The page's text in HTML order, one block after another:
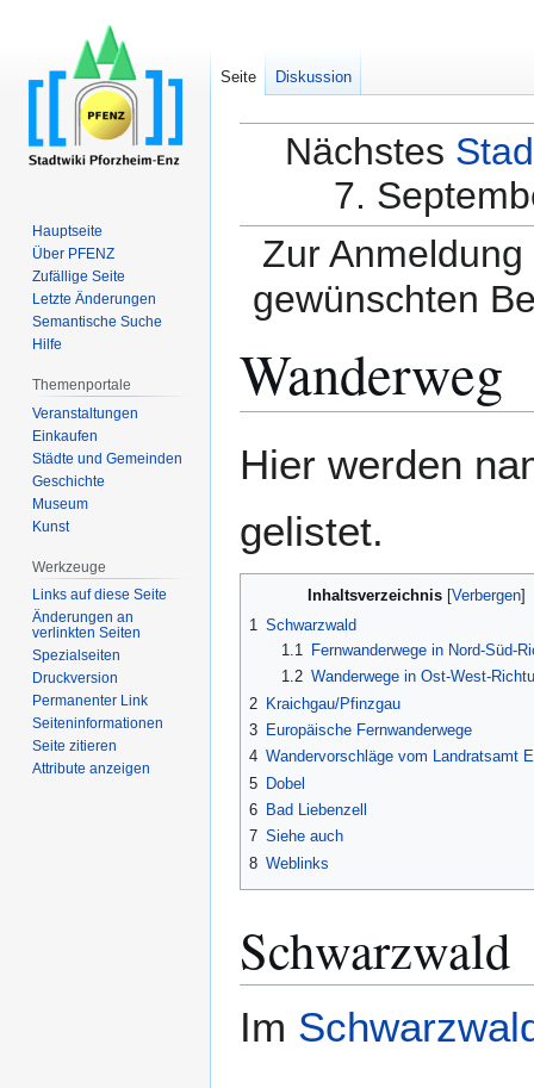
Nächstes
7.
Zur
gewünschten
Wanderweg
Navigation
Suche
Hier werden
gelistet.
Inhaltsverzeichnis
1 Schwarzwald
1.1
Fernwanderwege in Nord-Süd-
1.2 Wanderwege in Ost-West-
2 Kraichgau/Pfinzgau
3 Europäische Fernwanderwege
4 Wandervorschläge vom Landratsamt
5 Dobel
6 Bad Liebenzell
7 Siehe auch
8 Weblinks
Schwarzwald
Im
Seite Diskussion
Hauptseite
Über PFENZ
Zufällige Seite
Letzte Änderungen
Semantische Suche
Hilfe
Themenportale
Veranstaltungen
Einkaufen
Städte und Gemeinden
Geschichte
Museum
Kunst
Werkzeuge
Links auf diese Seite
Änderungen an
verlinkten Seiten
Spezialseiten
Druckversion
Permanenter Link
Seiten­­informationen
Seite zitieren
Attribute anzeigen